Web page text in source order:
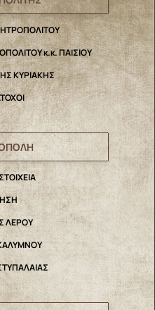
κ.κ. ΠΑΙΣΙΟΥ
ΚΥΡΙΑΚΗΣ
ΛΕΡΟΥ